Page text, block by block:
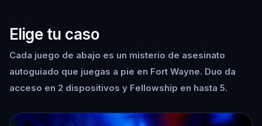
Elige tu caso
Cada juego de abajo es un misterio de asesinato
autoguiado que juegas a pie en Fort Wayne. Duo da
acceso en 2 dispositivos y Fellowship en hasta 5.